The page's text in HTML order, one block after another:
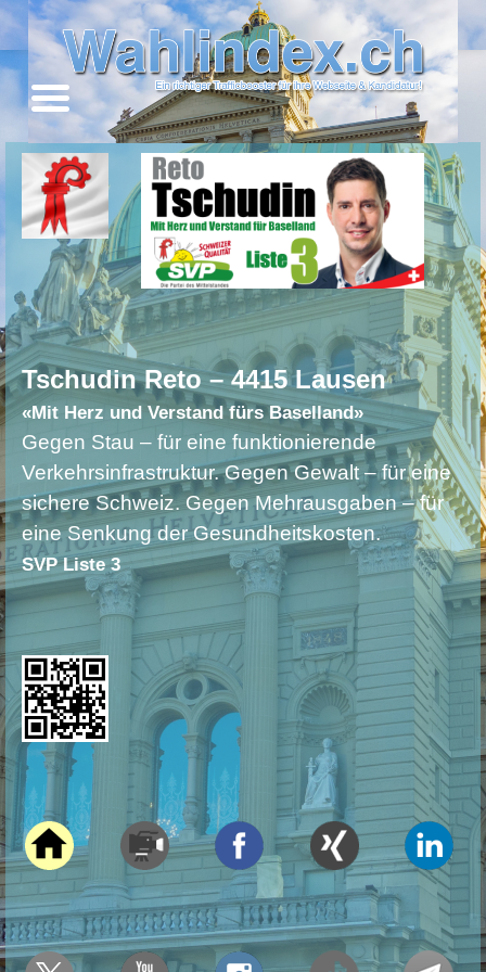
Tschudin Reto – 4415 Lausen
«Mit Herz und Verstand fürs Baselland»
Gegen Stau – für eine funktionierende
Verkehrsinfrastruktur. Gegen Gewalt – für eine
sichere Schweiz. Gegen Mehrausgaben – für
eine Senkung der Gesundheitskosten.
SVP Liste 3